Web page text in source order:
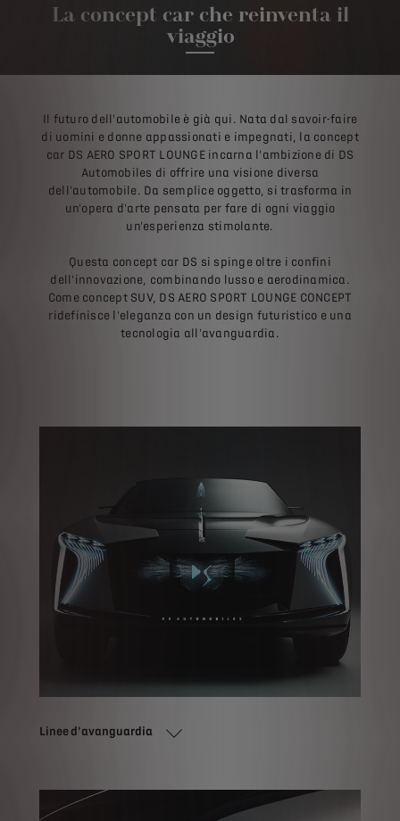
La concept car che reinventa il
viaggio
Il futuro dell'automobile è già qui. Nata dal savoir-faire
di uomini e donne appassionati e impegnati, la concept
car DS AERO SPORT LOUNGE incarna l'ambizione di DS
Automobiles di offrire una visione diversa
dell'automobile. Da semplice oggetto, si trasforma in
un'opera d'arte pensata per fare di ogni viaggio
un'esperienza stimolante.
Questa concept car DS si spinge oltre i confini
dell'innovazione, combinando lusso e aerodinamica.
Come concept SUV, DS AERO SPORT LOUNGE CONCEPT
ridefinisce l'eleganza con un design futuristico e una
tecnologia all'avanguardia.
Linee d'avanguardia